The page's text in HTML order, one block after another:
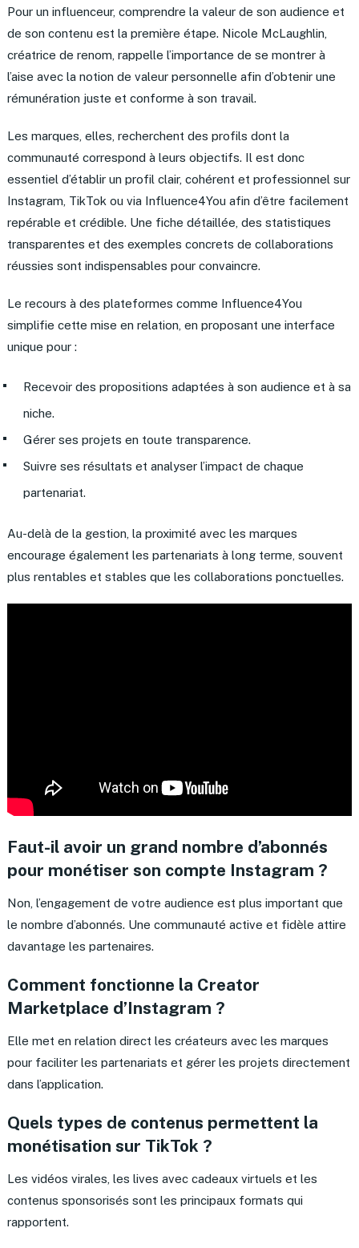
Pour un influenceur, comprendre la valeur de son audience et
de son contenu est la première étape. Nicole McLaughlin,
créatrice de renom, rappelle l’importance de se montrer à
l’aise avec la notion de valeur personnelle afin d’obtenir une
rémunération juste et conforme à son travail.
Les marques, elles, recherchent des profils dont la
communauté correspond à leurs objectifs. Il est donc
essentiel d’établir un profil clair, cohérent et professionnel sur
Instagram, TikTok ou via Influence4You afin d’être facilement
repérable et crédible. Une fiche détaillée, des statistiques
transparentes et des exemples concrets de collaborations
réussies sont indispensables pour convaincre.
Le recours à des plateformes comme Influence4You
simplifie cette mise en relation, en proposant une interface
unique pour :
Recevoir des propositions adaptées à son audience et à sa
niche.
Gérer ses projets en toute transparence.
Suivre ses résultats et analyser l’impact de chaque
partenariat.
Au-delà de la gestion, la proximité avec les marques
encourage également les partenariats à long terme, souvent
plus rentables et stables que les collaborations ponctuelles.
Faut-il avoir un grand nombre d’abonnés
pour monétiser son compte Instagram ?
Non, l’engagement de votre audience est plus important que
le nombre d’abonnés. Une communauté active et fidèle attire
davantage les partenaires.
Comment fonctionne la Creator
Marketplace d’Instagram ?
Elle met en relation direct les créateurs avec les marques
pour faciliter les partenariats et gérer les projets directement
dans l’application.
Quels types de contenus permettent la
monétisation sur TikTok ?
Les vidéos virales, les lives avec cadeaux virtuels et les
contenus sponsorisés sont les principaux formats qui
rapportent.